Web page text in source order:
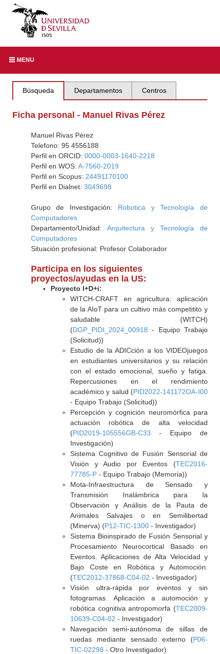
MENU
Búsqueda Departamentos Centros
Ficha personal - Manuel Rivas Pérez
Manuel Rivas Pérez
Telefono: 95 4556188
Perfil en ORCID: 0000-0003-1640-2218
Perfil en WOS: A-7560-2019
Perfil en Scopus: 24491170100
Perfil en Dialnet: 3049698
Grupo de Investigación: Robotica y Tecnología de
Computadores
Departamento/Unidad: Arquitectura y Tecnología de
Computadores
Situación profesional: Profesor Colaborador
Participa en los siguientes
proyectos/ayudas en la US:
Proyecto I+D+i:
WITCH-CRAFT en agricultura: aplicación
de la AIoT para un cultivo más competitito y
saludable (WITCH)
(DGP_PIDI_2024_00918 - Equipo Trabajo
(Solicitud))
Estudio de la ADICción a los VIDEOjuegos
en estudiantes universitarios y su relación
con el estado emocional, sueño y fatiga.
Repercusiones en el rendimiento
académico y salud (PID2022-141172OA-I00
- Equipo Trabajo (Solicitud))
Percepción y cognición neuromórfica para
actuación robótica de alta velocidad
(PID2019-105556GB-C33 - Equipo de
Investigación)
Sistema Cognitivo de Fusión Sensorial de
Visión y Audio por Eventos (TEC2016-
77785-P- Equipo Trabajo (Memoria))
Mota-Infraestructura de Sensado y
Transmisión Inalámbrica para la
Observación y Análisis de la Pauta de
Animales Salvajes o en Semilibertad
(Minerva) (P12-TIC-1300- Investigador)
Sistema Bioinspirado de Fusión Sensorial y
Procesamiento Neurocortical Basado en
Eventos. Aplicaciones de Alta Velocidad y
Bajo Coste en Robótica y Automoción.
(TEC2012-37868-C04-02 - Investigador)
Visión ultra-rápida por eventos y sin
fotogramas. Aplicación a automoción y
robótica cognitiva antropomorfa (TEC2009-
10639-C04-02 - Investigador)
Navegación semi-autónoma de sillas de
ruedas mediante sensado externo (P06-
TIC-02298 - Otro Investigador)